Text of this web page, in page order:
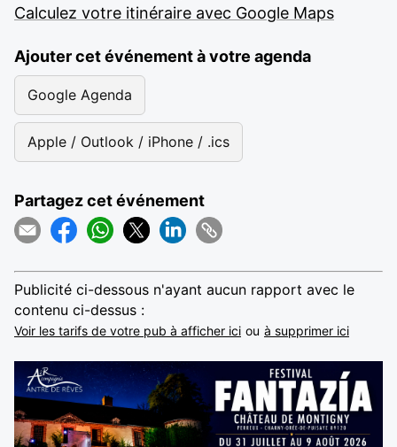
Calculez votre itinéraire avec Google Maps
Ajouter cet événement à votre agenda
Google Agenda
Apple / Outlook / iPhone / .ics
Partagez cet événement
Publicité ci-dessous n'ayant aucun rapport avec le
contenu ci-dessus :
Voir les tarifs de votre pub à afficher ici ou à supprimer ici